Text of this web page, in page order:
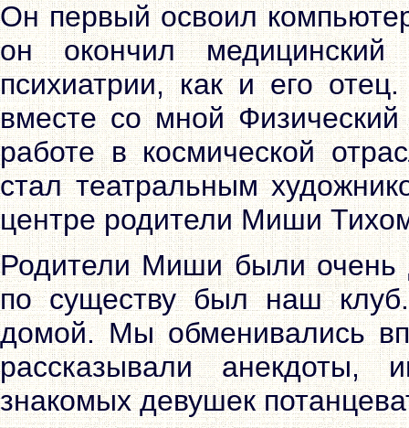
Он первый освоил
он окончил
психиатрии, как и его
вместе со мной
работе в космической
стал театральным
центре родители Миши
Родители Миши были очень
по существу был наш
домой. Мы обменивались
рассказывали анекдоты,
знакомых девушек